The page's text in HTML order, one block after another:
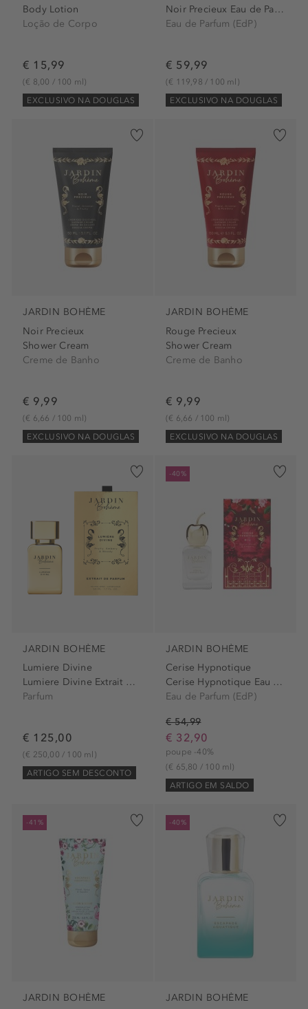
Body Lotion
Loção de Corpo
€ 15,99
(€ 8,00 / 100 ml)
EXCLUSIVO NA DOUGLAS
Noir Precieux Eau de Parfum...
Eau de Parfum (EdP)
€ 59,99
(€ 119,98 / 100 ml)
EXCLUSIVO NA DOUGLAS
JARDIN BOHÈME
Noir Precieux
Shower Cream
Creme de Banho
€ 9,99
(€ 6,66 / 100 ml)
EXCLUSIVO NA DOUGLAS
JARDIN BOHÈME
Rouge Precieux
Shower Cream
Creme de Banho
€ 9,99
(€ 6,66 / 100 ml)
EXCLUSIVO NA DOUGLAS
JARDIN BOHÈME
Lumiere Divine
Lumiere Divine Extrait De...
Parfum
€ 125,00
(€ 250,00 / 100 ml)
ARTIGO SEM DESCONTO
-40%
JARDIN BOHÈME
Cerise Hypnotique
Cerise Hypnotique Eau de...
Eau de Parfum (EdP)
€ 54,99
€ 32,90
poupe -40%
(€ 65,80 / 100 ml)
ARTIGO EM SALDO
-41%
JARDIN BOHÈME
-40%
JARDIN BOHÈME